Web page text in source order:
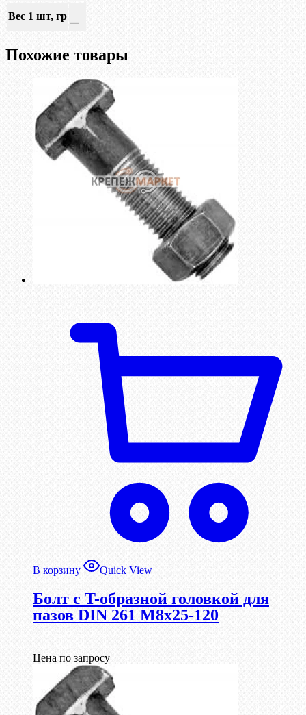
Вес 1 шт, гр —
Похожие товары
В корзину Quick View
Болт с T-образной головкой для
пазов DIN 261 М8х25-120
Цена по запросу